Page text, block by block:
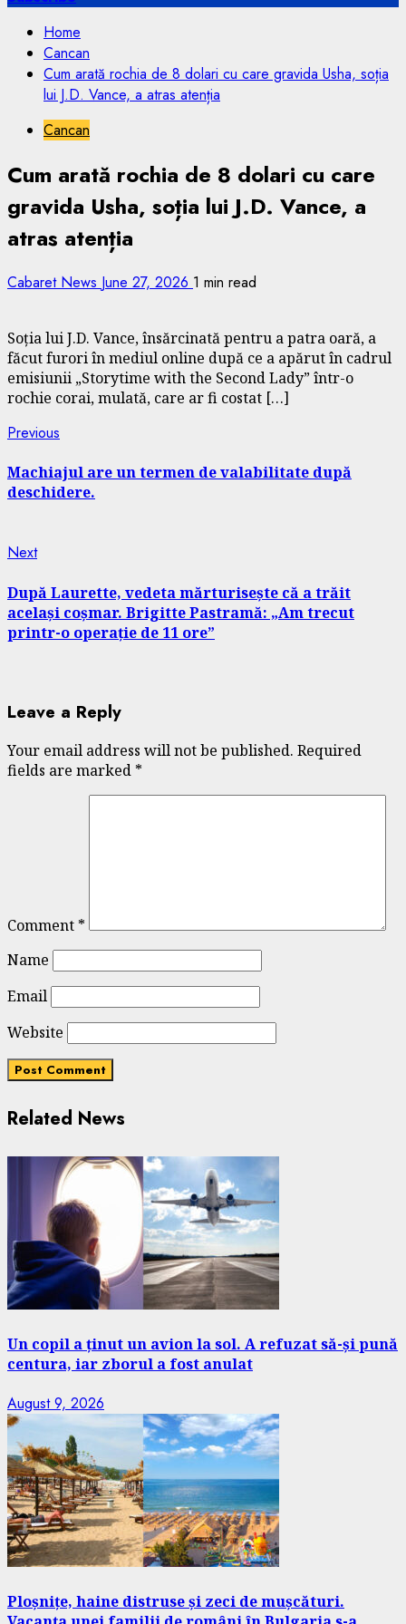
Home
Cancan
Cum arată rochia de 8 dolari cu care gravida Usha, soția
lui J.D. Vance, a atras atenția
Cancan
Cum arată rochia de 8 dolari cu care
gravida Usha, soția lui J.D. Vance, a
atras atenția
Cabaret News June 27, 2026 1 min read
Soția lui J.D. Vance, însărcinată pentru a patra oară, a
făcut furori în mediul online după ce a apărut în cadrul
emisiunii „Storytime with the Second Lady” într-o
rochie corai, mulată, care ar fi costat […]
Continue
Reading
Previous
Machiajul are un termen de valabilitate după
deschidere.
NextNext
După Laurette, vedeta mărturisește că a trăit
același coșmar. Brigitte Pastramă: „Am trecut
printr-o operație de 11 ore”
Leave a Reply
Your email address will not be published. Required
fields are marked *
Comment *
Name
Email
Website
Related News
Un copil a ținut un avion la sol. A refuzat să-și pună
centura, iar zborul a fost anulat
August 9, 2026
Ploșnițe, haine distruse și zeci de mușcături.